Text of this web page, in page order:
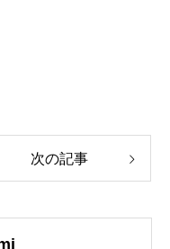
次の記事